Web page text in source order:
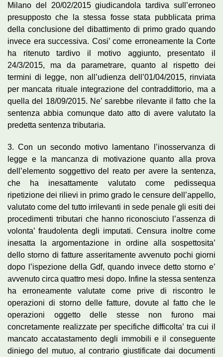
Milano del 20/02/2015 giudicandola tardiva sull’erroneo
presupposto che la stessa fosse stata pubblicata prima
della conclusione del dibattimento di primo grado quando
invece era successiva. Cosi’ come erroneamente la Corte
ha ritenuto tardivo il motivo aggiunto, presentato il
24/3/2015, ma da parametrare, quanto al rispetto dei
termini di legge, non all’udienza dell’01/04/2015, rinviata
per mancata rituale integrazione del contraddittorio, ma a
quella del 18/09/2015. Ne’ sarebbe rilevante il fatto che la
sentenza abbia comunque dato atto di avere valutato la
predetta sentenza tributaria.
3. Con un secondo motivo lamentano l’inosservanza di
legge e la mancanza di motivazione quanto alla prova
dell’elemento soggettivo del reato per avere la sentenza,
che ha inesattamente valutato come pedissequa
ripetizione dei rilievi in primo grado le censure dell’appello,
valutato come del tutto irrilevanti in sede penale gli esiti dei
procedimenti tributari che hanno riconosciuto l’assenza di
volonta’ fraudolenta degli imputati. Censura inoltre come
inesatta la argomentazione in ordine alla sospettosita’
dello storno di fatture asseritamente avvenuto pochi giorni
dopo l’ispezione della Gdf, quando invece detto storno e’
avvenuto circa quattro mesi dopo. Infine la stessa sentenza
ha erroneamente valutate come prive di riscontro le
operazioni di storno delle fatture, dovute al fatto che le
operazioni oggetto delle stesse non furono mai
concretamente realizzate per specifiche difficolta’ tra cui il
mancato accatastamento degli immobili e il conseguente
diniego del mutuo, al contrario giustificate dai documenti